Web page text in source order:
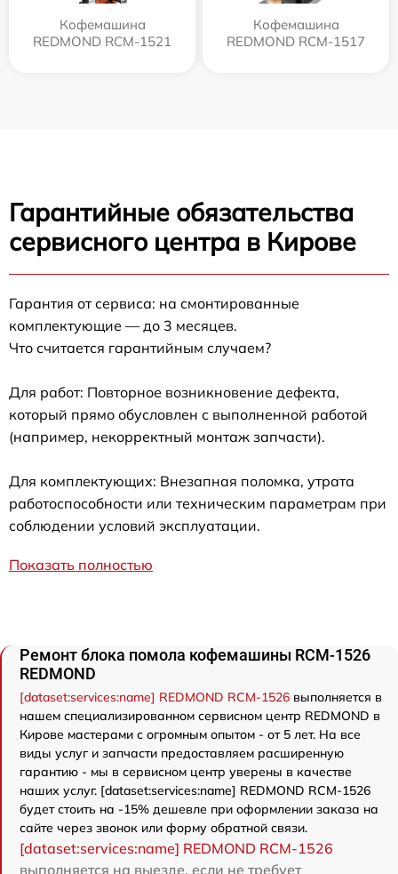
Кофемашина
REDMOND RCM-1521
Кофемашина
REDMOND RCM-1517
Гарантийные обязательства
сервисного центра в Кирове
Гарантия от сервиса: на смонтированные
комплектующие — до 3 месяцев.
Что считается гарантийным случаем?
Для работ: Повторное возникновение дефекта,
который прямо обусловлен с выполненной работой
(например, некорректный монтаж запчасти).
Для комплектующих: Внезапная поломка, утрата
работоспособности или техническим параметрам при
соблюдении условий эксплуатации.
Показать полностью
Ремонт блока помола кофемашины RCM-1526
REDMOND
[dataset:services:name] REDMOND RCM-1526 выполняется в
нашем специализированном сервисном центр REDMOND в
Кирове мастерами с огромным опытом - от 5 лет. На все
виды услуг и запчасти предоставляем расширенную
гарантию - мы в сервисном центр уверены в качестве
наших услуг. [dataset:services:name] REDMOND RCM-1526
будет стоить на -15% дешевле при оформлении заказа на
сайте через звонок или форму обратной связи.
[dataset:services:name] REDMOND RCM-1526
выполняется на выезде, если не требует